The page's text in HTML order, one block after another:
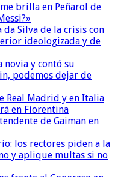
brilla en Peñarol de
Silva de la crisis con
ideologizada y de
novia y contó su
podemos dejar de
Real Madrid y en Italia
en Fiorentina
de Gaiman en
los rectores piden a la
y aplique multas si no